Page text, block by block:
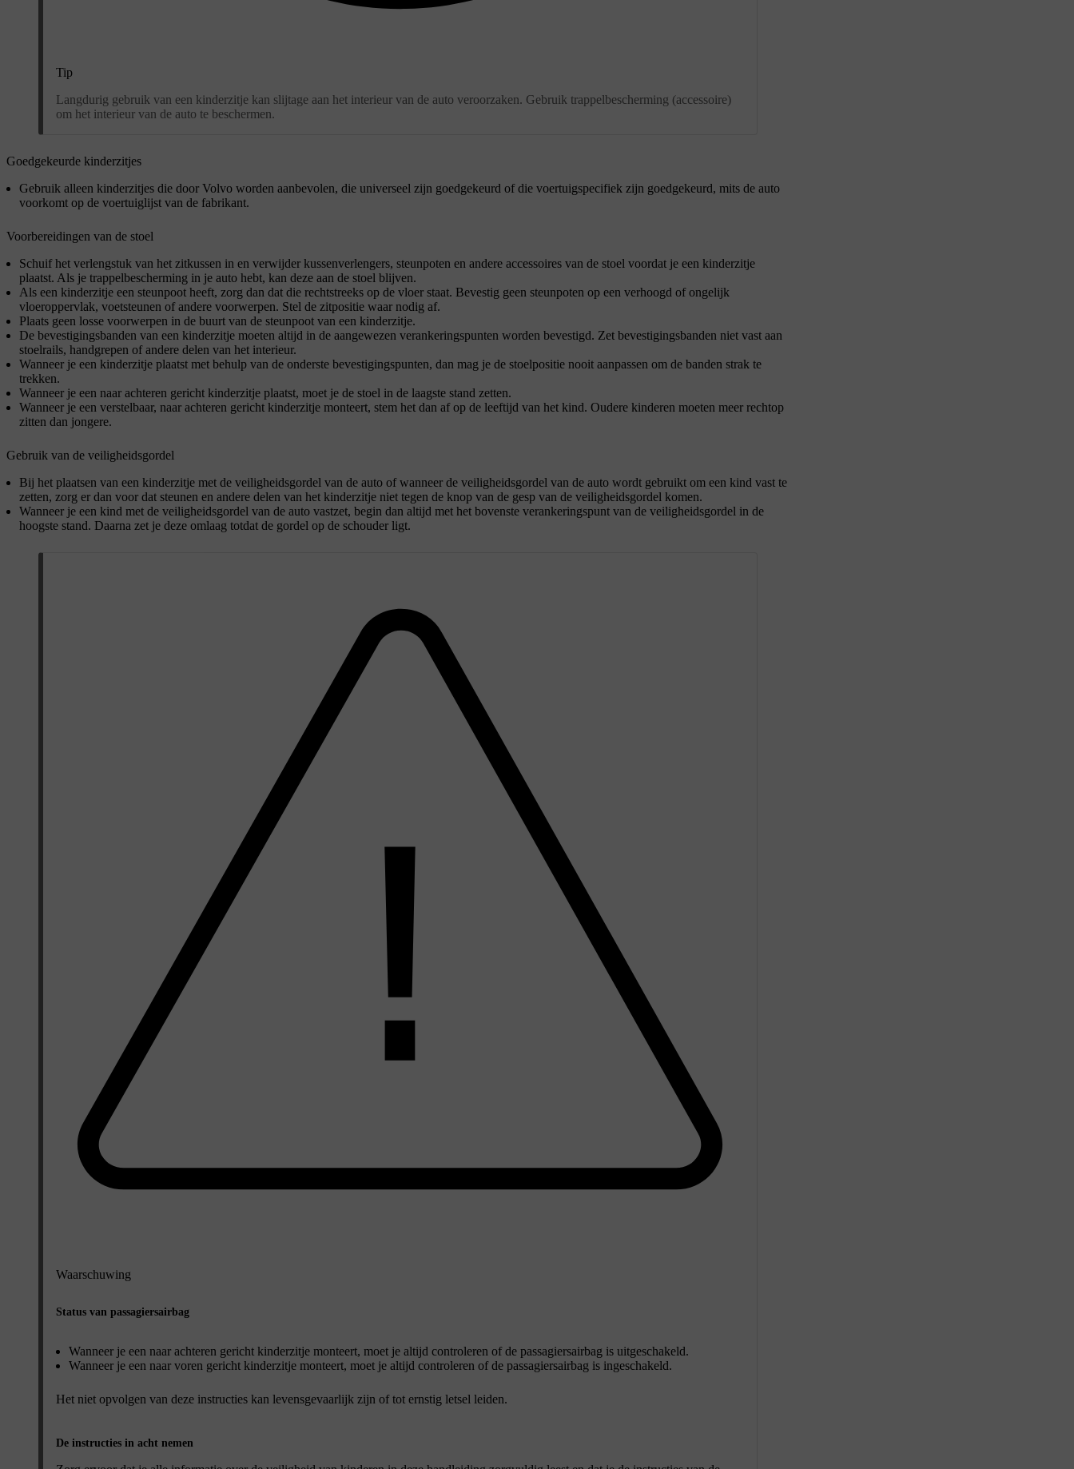
Tip
Langdurig gebruik van een kinderzitje kan slijtage aan het interieur van de auto veroorzaken. Gebruik trappelbescherming (accessoire)
om het interieur van de auto te beschermen.
Goedgekeurde kinderzitjes
Gebruik alleen kinderzitjes die door Volvo worden aanbevolen, die universeel zijn goedgekeurd of die voertuigspecifiek zijn goedgekeurd, mits de auto
voorkomt op de voertuiglijst van de fabrikant.
Voorbereidingen van de stoel
Schuif het verlengstuk van het zitkussen in en verwijder kussenverlengers, steunpoten en andere accessoires van de stoel voordat je een kinderzitje
plaatst. Als je trappelbescherming in je auto hebt, kan deze aan de stoel blijven.
Als een kinderzitje een steunpoot heeft, zorg dan dat die rechtstreeks op de vloer staat. Bevestig geen steunpoten op een verhoogd of ongelijk
vloeroppervlak, voetsteunen of andere voorwerpen. Stel de zitpositie waar nodig af.
Plaats geen losse voorwerpen in de buurt van de steunpoot van een kinderzitje.
De bevestigingsbanden van een kinderzitje moeten altijd in de aangewezen verankeringspunten worden bevestigd. Zet bevestigingsbanden niet vast aan
stoelrails, handgrepen of andere delen van het interieur.
Wanneer je een kinderzitje plaatst met behulp van de onderste bevestigingspunten, dan mag je de stoelpositie nooit aanpassen om de banden strak te
trekken.
Wanneer je een naar achteren gericht kinderzitje plaatst, moet je de stoel in de laagste stand zetten.
Wanneer je een verstelbaar, naar achteren gericht kinderzitje monteert, stem het dan af op de leeftijd van het kind. Oudere kinderen moeten meer rechtop
zitten dan jongere.
Gebruik van de veiligheidsgordel
Bij het plaatsen van een kinderzitje met de veiligheidsgordel van de auto of wanneer de veiligheidsgordel van de auto wordt gebruikt om een kind vast te
zetten, zorg er dan voor dat steunen en andere delen van het kinderzitje niet tegen de knop van de gesp van de veiligheidsgordel komen.
Wanneer je een kind met de veiligheidsgordel van de auto vastzet, begin dan altijd met het bovenste verankeringspunt van de veiligheidsgordel in de
hoogste stand. Daarna zet je deze omlaag totdat de gordel op de schouder ligt.
Waarschuwing
Status van passagiersairbag
Wanneer je een naar achteren gericht kinderzitje monteert, moet je altijd controleren of de passagiersairbag is uitgeschakeld.
Wanneer je een naar voren gericht kinderzitje monteert, moet je altijd controleren of de passagiersairbag is ingeschakeld.
Het niet opvolgen van deze instructies kan levensgevaarlijk zijn of tot ernstig letsel leiden.
De instructies in acht nemen